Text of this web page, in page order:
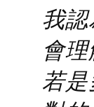
我
會
若